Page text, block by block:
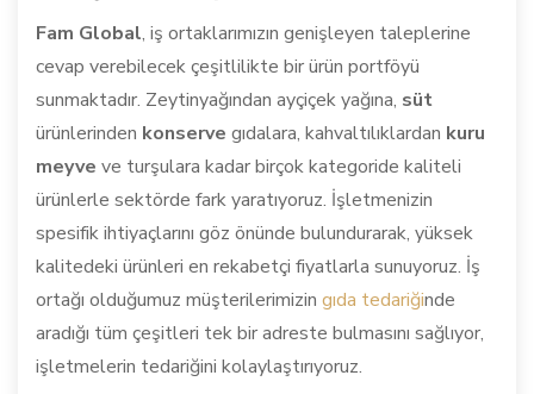
Fam Global, iş ortaklarımızın genişleyen taleplerine
cevap verebilecek çeşitlilikte bir ürün portföyü
sunmaktadır. Zeytinyağından ayçiçek yağına, süt
ürünlerinden konserve gıdalara, kahvaltılıklardan kuru
meyve ve turşulara kadar birçok kategoride kaliteli
ürünlerle sektörde fark yaratıyoruz. İşletmenizin
spesifik ihtiyaçlarını göz önünde bulundurarak, yüksek
kalitedeki ürünleri en rekabetçi fiyatlarla sunuyoruz. İş
ortağı olduğumuz müşterilerimizin gıda tedariğinde
aradığı tüm çeşitleri tek bir adreste bulmasını sağlıyor,
işletmelerin tedariğini kolaylaştırıyoruz.